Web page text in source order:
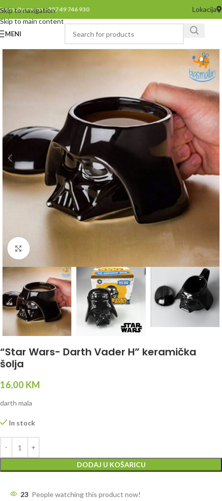
Skip to navigation
Skip to main content
Pozovite nas na +387 49 746 930 Lokacija
MENI
Click to enlarge
“Star Wars- Darth Vader H” keramička
šolja
16,00 KM
darth mala
In stock
DODAJ U KOŠARICU
23 People watching this product now!